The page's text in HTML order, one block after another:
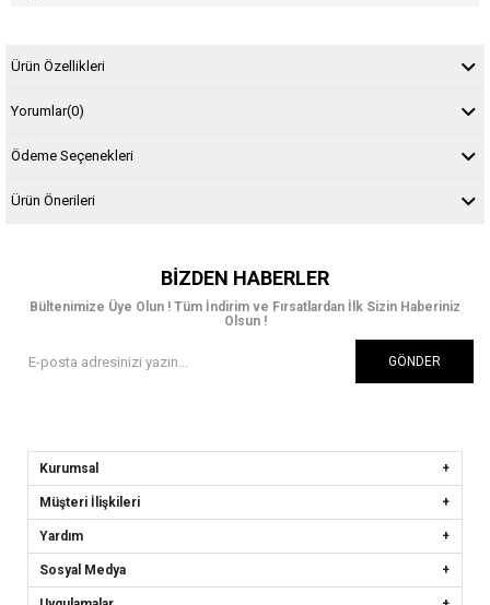
Ürün Özellikleri
Yorumlar(0)
Ödeme Seçenekleri
Ürün Önerileri
BIZDEN HABERLER
Bültenimize Üye Olun ! Tüm İndirim ve Fırsatlardan İlk Sizin Haberiniz
Olsun !
GÖNDER
Kurumsal
Müşteri İlişkileri
Yardım
Sosyal Medya